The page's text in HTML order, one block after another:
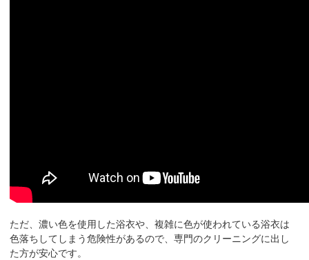
ただ、濃い色を使用した浴衣や、複雑に色が使われている浴衣は
色落ちしてしまう危険性があるので、専門のクリーニングに出し
た方が安心です。